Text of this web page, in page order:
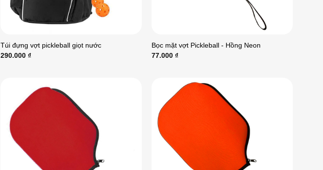
Túi đựng vợt pickleball giọt nước
290.000 ₫
Bọc mặt vợt Pickleball - Hồng Neon
77.000 ₫